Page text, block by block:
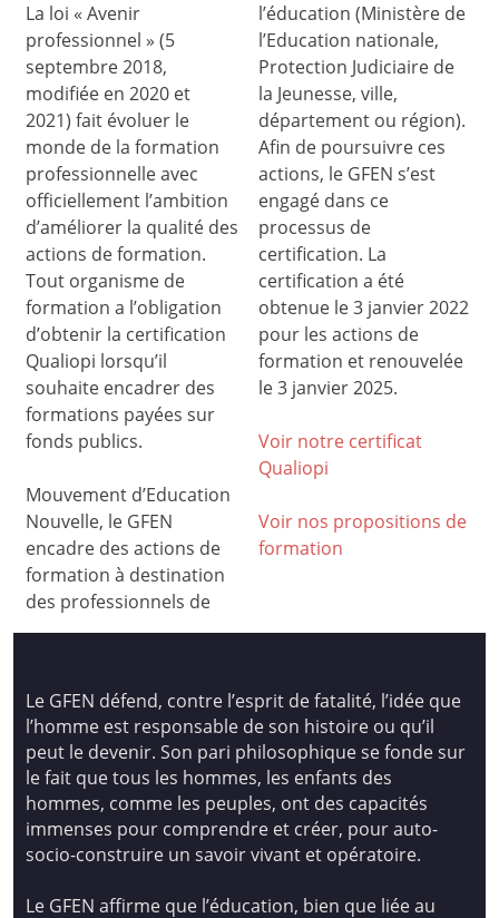
La loi « Avenir
professionnel » (5
septembre 2018,
modifiée en 2020 et
2021) fait évoluer le
monde de la formation
professionnelle avec
officiellement l’ambition
d’améliorer la qualité des
actions de formation.
Tout organisme de
formation a l’obligation
d’obtenir la certification
Qualiopi lorsqu’il
souhaite encadrer des
formations payées sur
fonds publics.
Mouvement d’Education
Nouvelle, le GFEN
encadre des actions de
formation à destination
des professionnels de
l’éducation (Ministère de
l’Education nationale,
Protection Judiciaire de
la Jeunesse, ville,
département ou région).
Afin de poursuivre ces
actions, le GFEN s’est
engagé dans ce
processus de
certification. La
certification a été
obtenue le 3 janvier 2022
pour les actions de
formation et renouvelée
le 3 janvier 2025.
Voir notre certificat
Qualiopi
Voir nos propositions de
formation
Le GFEN défend, contre l’esprit de fatalité, l’idée que
l’homme est responsable de son histoire ou qu’il
peut le devenir. Son pari philosophique se fonde sur
le fait que tous les hommes, les enfants des
hommes, comme les peuples, ont des capacités
immenses pour comprendre et créer, pour auto-
socio-construire un savoir vivant et opératoire.
Le GFEN affirme que l’éducation, bien que liée au